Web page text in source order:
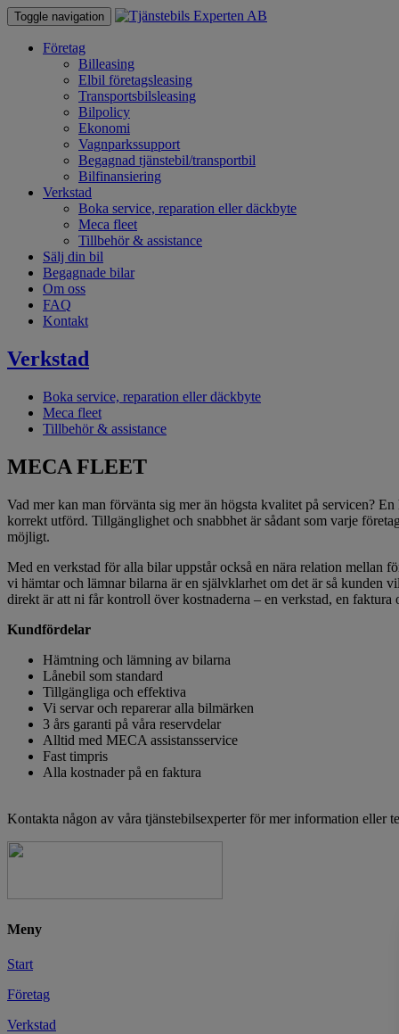
Toggle navigation
Företag
Billeasing
Elbil företagsleasing
Transportsbilsleasing
Bilpolicy
Ekonomi
Vagnparkssupport
Begagnad tjänstebil/transportbil
Bilfinansiering
Verkstad
Boka service, reparation eller däckbyte
Meca fleet
Tillbehör & assistance
Sälj din bil
Begagnade bilar
Om oss
FAQ
Kontakt
Verkstad
Boka service, reparation eller däckbyte
Meca fleet
Tillbehör & assistance
MECA FLEET
Vad mer kan man förvänta sig mer än högsta kvalitet på servicen?
korrekt utförd. Tillgänglighet och snabbhet är sådant som varje
möjligt.
Med en verkstad för alla bilar uppstår också en nära relation mellan
vi hämtar och lämnar bilarna är en självklarhet om det är så kunden
direkt är att ni får kontroll över kostnaderna – en verkstad, en faktura
Kundfördelar
Hämtning och lämning av bilarna
Lånebil som standard
Tillgängliga och effektiva
Vi servar och reparerar alla bilmärken
3 års garanti på våra reservdelar
Alltid med MECA assistansservice
Fast timpris
Alla kostnader på en faktura
Kontakta någon av våra tjänstebilsexperter för mer information eller
Meny
Start
Företag
Verkstad